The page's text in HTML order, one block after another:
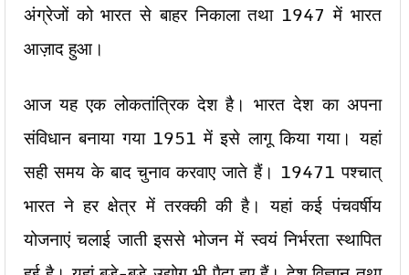
अंग्रेजों को भारत से बाहर निकाला तथा 1947 में भारत
आज़ाद हुआ।
आज यह एक लोकतांत्रिक देश है। भारत देश का अपना
संविधान बनाया गया 1951 में इसे लागू किया गया। यहां
सही समय के बाद चुनाव करवाए जाते हैं। 19471 पश्चात्
भारत ने हर क्षेत्र में तरक्की की है। यहां कई पंचवर्षीय
योजनाएं चलाई जाती इससे भोजन में स्वयं निर्भरता स्थापित